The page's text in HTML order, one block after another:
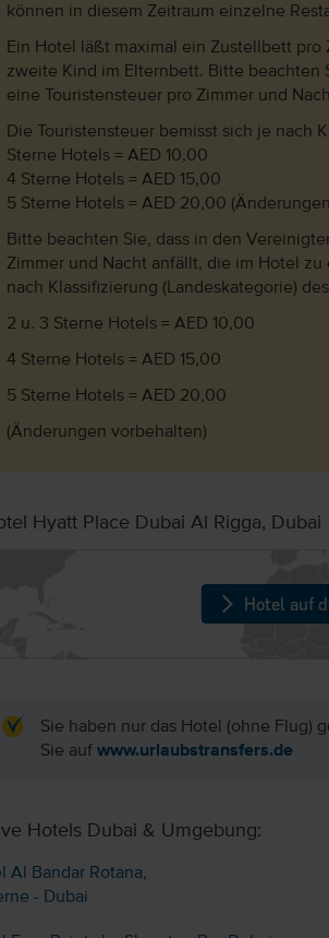
können in diesem Zeitraum einzelne
Ein Hotel läßt maximal ein Zustellbett
zweite Kind im Elternbett. Bitte beachten
eine Touristensteuer pro Zimmer und
Die Touristensteuer bemisst sich je nach
Sterne Hotels = AED 10,00
4 Sterne Hotels = AED 15,00
5 Sterne Hotels = AED 20,00
Bitte beachten Sie, dass in den
Zimmer und Nacht anfällt, die im Hotel
nach Klassifizierung (Landeskategorie)
2 u. 3 Sterne Hotels = AED 10,00
4 Sterne Hotels = AED 15,00
5 Sterne Hotels = AED 20,00
(Änderungen vorbehalten)
Hyatt Place Dubai Al Rigga, Dubai
Hotel auf
Sie haben nur das Hotel (ohne Flug)
Sie aufwww.urlaubstransfers.de
Hotels Dubai & Umgebung:
Al Bandar Rotana,
- Dubai